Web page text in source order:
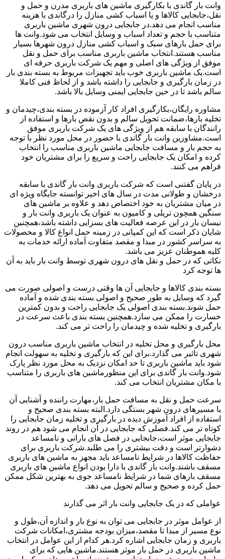
وانت بار گاندی با بکارگیری ماشین های باربری مدرن و حمل و
نقل،جابجایی کالاها و یا اسباب کشی منازل را درگاندی با هزینه
مناسب انجام می دهد.در جابجایی درون شهری ماشین باربری
متناسب با حجم و تعداد اسباب و وسایل انتخاب می شود.وانت ها
برای حمل بارهای سبک و اسباب کشی منازل درون شهرها بسیار
مناسب هستند.انتخاب ماشین باربری مناسب برای حمل و نقل
موفق از ویژگی های اصلی و مهم یک شرکت باربری حرفه ای
است.یک ماشین باربری خوب باید تجهیزات مربوط به بسته بندی بار
در زمان بارگیری و جابجایی را داشته باشد و از لحاظ فنی کاملا
سالم باشد تا در حین جابجایی ایمنی وسایل بالا باشد.
مشاوره رایگان،بکارگیری افراد کار آزموده در بسته بندی،چیدمان و
تخلیه بارها،ضمانت تحویل سالم و بدون نقص بارها و استفاده از
رانندگان با سابقه هم از ویژگی های یک شرکت باربری موفق
است.مشاورین وانت بار گاندی با حضور در محل مورد نظر با توجه
به حجم بار و مسافت جابجایی ماشین باربری مناسب را انتخاب
کرده و امکان یک جابجایی راحت و سریع را برای مشتریان خود
فراهم می کنند.
در پایان گفتنی است که شرکت باربری وانت بار گاندی با سابقه
درخشان و طولانی مدت در سال های اخیر توانسته جایگاه ویژه ای
در میان مشتریان به خود اختصاص دهد و علاوه بر ماشین های
سنگین همچون تریلی و کامیون به عنوان یک باربری وانت بار و
نیسان بار در این عرصه فعالیت های بسزایی داشته باشد،همچنین
شایان ذکر است که این کمپانی در زمینه حمل انواع کالا و محصولات
به سراسر کشور در مبدا و مقصد متفاوت آماده ارائه خدمات به
کلیه هموطنان عزیز می باشد.
نکاتی که در حمل و نقل های درون شهری توسط وانت بار باید به آن
ها توجه کرد
بسته بندی کالاها و جابجایی آن ها وقتی درست و اصولی صورت می
گیرد که وسایل به طور صحیح و اصولی بسته بندی شده و آماده
حمل شوند.بسته بندی اصولی یک جابجایی راحت و بدون کمترین
خسارت را ممکن می سازد.همچنین بسته بندی باعث سرعت در
بارگیری و تخلیه شده و چیدمان را راحت تر می کند.
محل بارگیری و محل تخلیه در انتخاب ماشین باربری مناسب درون
شهری تاثیر می گذارد.برای این که بارگیری و تخلیه به سهولت انجام
شود باید ماشین باربری تا حد امکان نزدیک به محل مورد نظر پارک
شود.وانت بار گاندی برای این منظورماشین های باربری را متناسب
با مکان مشتریان انتخاب می کند.
سرعت حمل و نقل به مسافت حمل بار،مهارت راننده و آشنایی آن
با مسیرهای درون شهر بستگی دارد.البته بسته بندی صحیح و
استفاده از افراد آموزش دیده در بارگیری و تخلیه زمان جابجایی را
کوتاه تر می کند.فصلی که جابجایی در آن انجام می شود هم در روند
جابجایی موثر است،جابجایی در فصل های بارانی و نامساعد
دشوارتر است و دقت بیشتری را می طلبد.شرکت باربری برای
حفاظت کالاها در شرایط نامساعد باید مجهز به ماشین های باربری
مسقف باشند.وانت بار گاندی با دارا بودن انواع ماشین های باربری
مسقف بارهای شما در شرایط نامساعد جوی به بهترین شکل ممکن
حمل کرده و صحیح و سالم تحویل می دهد.
عواملی که در یک جابجایی وانت بار اثر می گذارند
از عوامل موثر در جابجایی می توان به نوع بار و اندازه آن،طول و
نوع مسیر از مبدا تا مقصد،میزان بودجه مشتری،امکانات شرکت
باربری و زمان جابجایی اشاره کرد.هر کدام از این عوامل در انتخاب
ماشین باربری در حمل بار موثر هستند.ماشین هایی که برای